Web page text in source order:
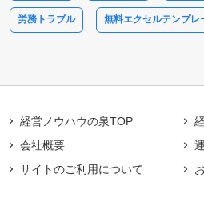
労務トラブル 無料エクセルテンプレ
経営ノウハウの泉TOP
会社概要
サイトのご利用について